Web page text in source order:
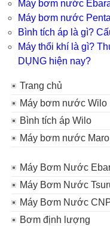
Máy bơm nước
Máy bơm nước
Bình tích áp là gì?
Máy thổi khí là gì?
DỤNG hiện nay?
Trang chủ
Máy bơm nước Wilo
Bình tích áp Wilo
Máy bơm nước Maro
Máy Bơm Nước
Máy Bơm Nước
Máy Bơm Nước
Bơm định lượng